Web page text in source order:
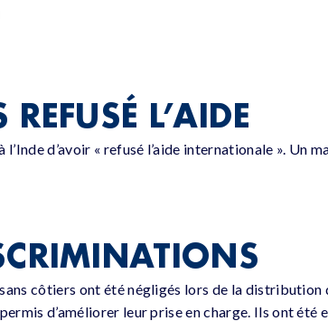
L’AIDE
d’avoir « refusé l’aide internationale ». Un
côtiers ont été négligés lors de la distribution
d’améliorer leur prise en charge. Ils ont été